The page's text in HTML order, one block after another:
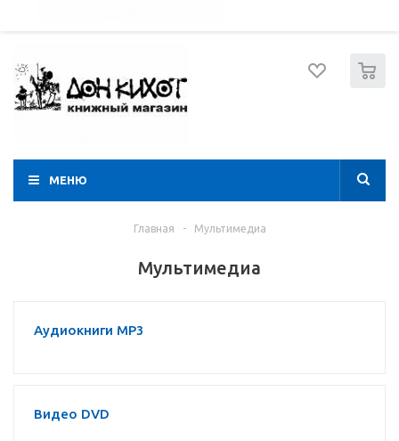
МЕНЮ
Главная - Мультимедиа
Мультимедиа
Аудиокниги MP3
Видео DVD